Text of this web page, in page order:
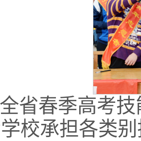
省春季高考
校承担各类